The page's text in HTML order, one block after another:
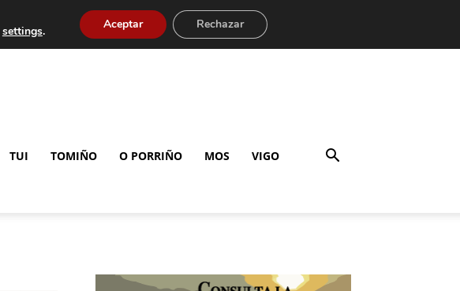
TUI TOMIÑO O PORRIÑO MOS VIGO
settings. Aceptar Rechazar